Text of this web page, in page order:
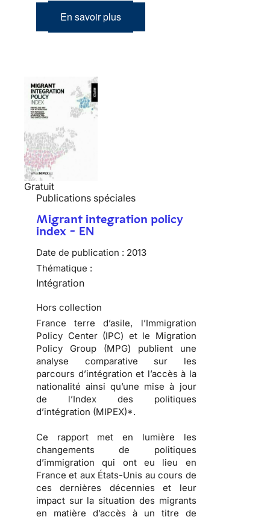
En savoir plus
Gratuit
Publications spéciales
Migrant integration policy
index - EN
Date de publication : 2013
Thématique :
Intégration
Hors collection
France terre d’asile, l’Immigration
Policy Center (IPC) et le Migration
Policy Group (MPG) publient une
analyse comparative sur les
parcours d’intégration et l’accès à la
nationalité ainsi qu’une mise à jour
de l’Index des politiques
d’intégration (MIPEX)*.
Ce rapport met en lumière les
changements de politiques
d’immigration qui ont eu lieu en
France et aux États-Unis au cours de
ces dernières décennies et leur
impact sur la situation des migrants
en matière d’accès à un titre de